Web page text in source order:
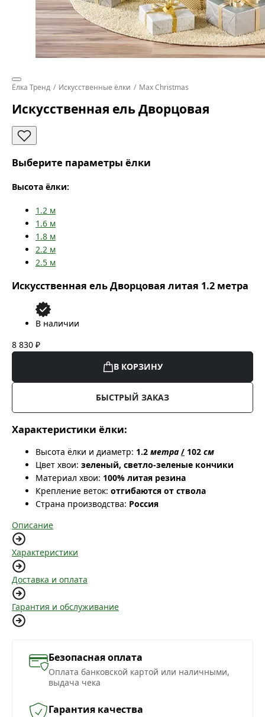
Ёлка Тренд Искусственные ёлки Max Christmas
Искусственная ель Дворцовая
Выберите параметры ёлки
Высота ёлки:
1.2 м
1.6 м
1.8 м
2.2 м
2.5 м
Искусственная ель Дворцовая литая 1.2 метра
В наличии
8 830 ₽
В КОРЗИНУ
БЫСТРЫЙ ЗАКАЗ
Характеристики ёлки:
Высота ёлки и диаметр: 1.2 метра / 102 см
Цвет хвои: зеленый, светло-зеленые кончики
Материал хвои: 100% литая резина
Крепление веток: отгибаются от ствола
Страна производства: Россия
Описание
Характеристики
Доставка и оплата
Гарантия и обслуживание
Безопасная оплата
Оплата банковской картой или наличными,
выдача чека
Гарантия качества